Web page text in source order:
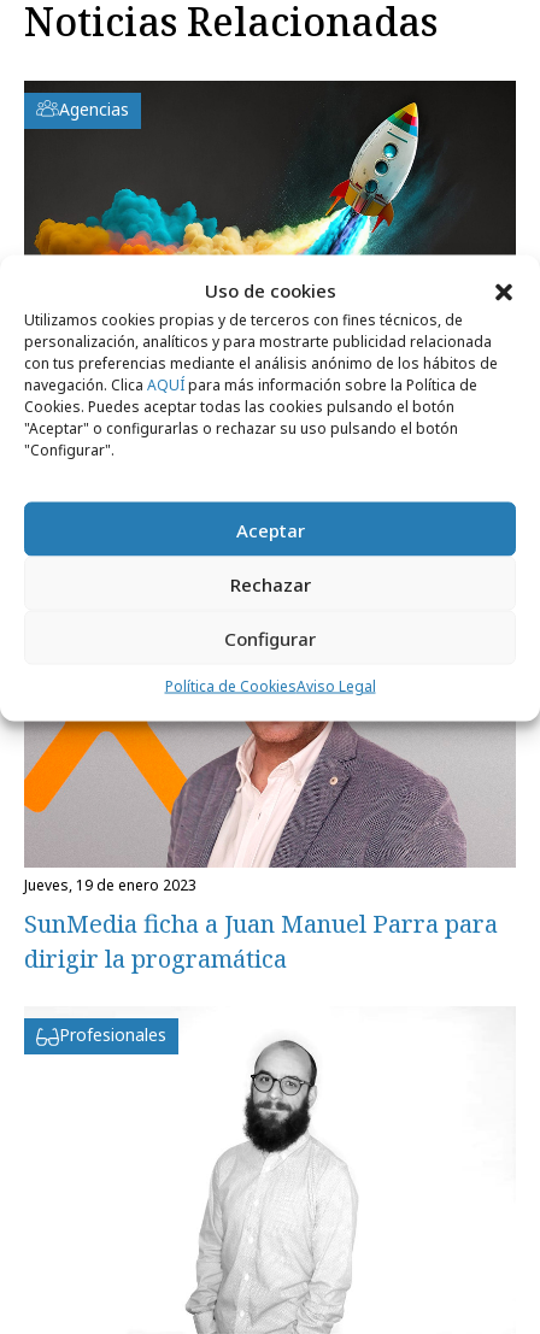
Uso de cookies
Utilizamos cookies propias y de terceros con fines técnicos, de
personalización, analíticos y para mostrarte publicidad relacionada
con tus preferencias mediante el análisis anónimo de los hábitos de
navegación. Clica AQUÍpara más información sobre la Política de
Cookies. Puedes aceptar todas las cookies pulsando el botón
"Aceptar" o configurarlas o rechazar su uso pulsando el botón
"Configurar".
Aceptar
Rechazar
Configurar
Política de CookiesAviso Legal
Noticias Relacionadas
Agencias
jueves, 28 de mayo 2026
Agencias digitales: autenticidad en la era
de la automatización
jueves, 19 de enero 2023
SunMedia ficha a Juan Manuel Parra para
dirigir la programática
Profesionales